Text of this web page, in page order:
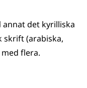
det kyrilliska
skrift (arabiska,
flera.